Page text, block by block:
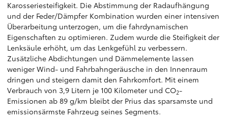
Karosseriesteifigkeit. Die Abstimmung der Radaufhängung
und der Feder/Dämpfer Kombination wurden einer intensiven
Überarbeitung unterzogen, um die fahrdynamischen
Eigenschaften zu optimieren. Zudem wurde die Steifigkeit der
Lenksäule erhöht, um das Lenkgefühl zu verbessern.
Zusätzliche Abdichtungen und Dämmelemente lassen
weniger Wind- und Fahrbahngeräusche in den Innenraum
dringen und steigern damit den Fahrkomfort. Mit einem
Verbrauch von 3,9 Litern je 100 Kilometer und CO2-
Emissionen ab 89 g/km bleibt der Prius das sparsamste und
emissionsärmste Fahrzeug seines Segments.